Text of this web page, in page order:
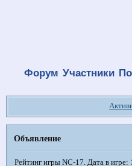
Форум Участники
Объявление
Рейтинг игры NC-17. Дата в игре: